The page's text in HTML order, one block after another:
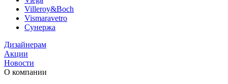
Villeroy&Boch
Vismaravetro
Сунержа
Дизайнерам
Акции
Новости
О компании